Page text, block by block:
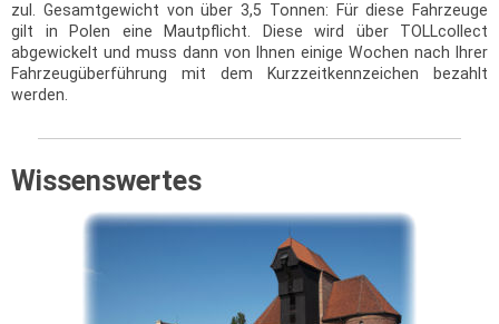
zul. Gesamtgewicht von über 3,5 Tonnen: Für diese Fahrzeuge
gilt in Polen eine Mautpflicht. Diese wird über TOLLcollect
abgewickelt und muss dann von Ihnen einige Wochen nach Ihrer
Fahrzeugüberführung mit dem Kurzzeitkennzeichen bezahlt
werden.
Wissenswertes